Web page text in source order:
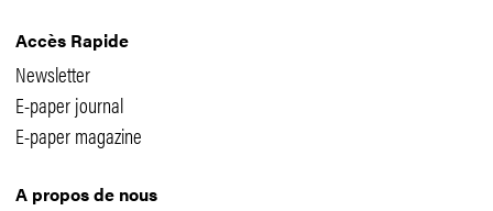
Accès Rapide
Newsletter
E-paper journal
E-paper magazine
A propos de nous